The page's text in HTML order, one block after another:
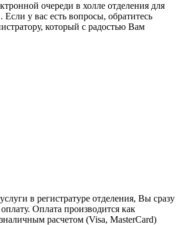
очереди в холле отделения для
у вас есть вопросы, обратитесь
который с радостью Вам
в регистратуре отделения, Вы сразу
Оплата производится как
расчетом (Visa, MasterCard)